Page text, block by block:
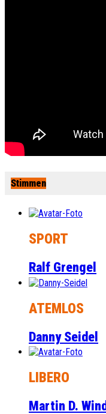
Stimmen
SPORT
Ralf Grengel
ATEMLOS
Danny Seidel
LIBERO
Martin D. Wind